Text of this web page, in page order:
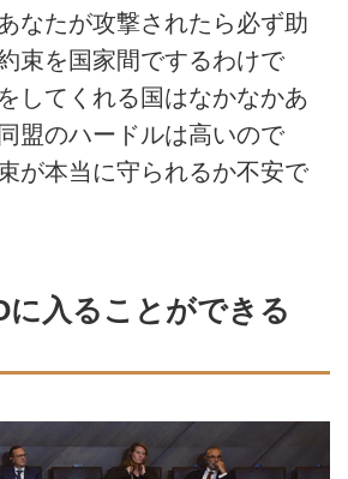
なたが攻撃されたら必ず助
束を国家間でするわけで
してくれる国はなかなかあ
盟のハードルは高いので
が本当に守られるか不安で
に入ることができる